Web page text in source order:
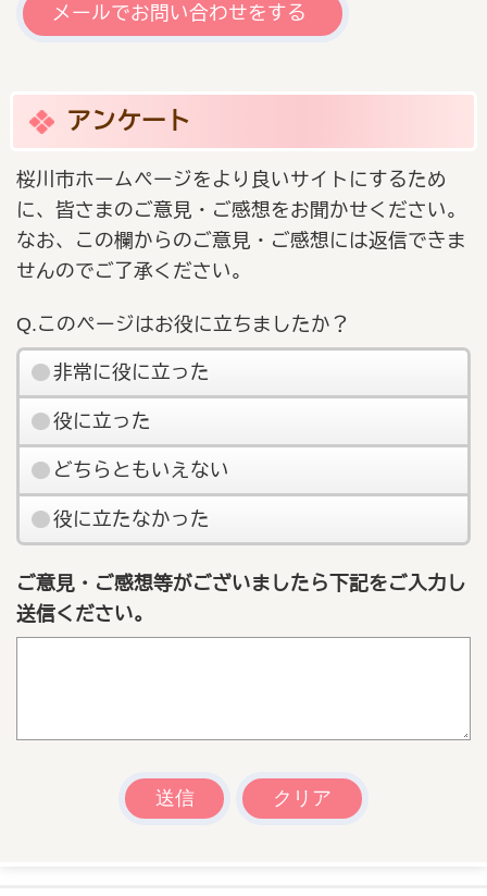
メールでお問い合わせをする
アンケート
桜川市ホームページをより良いサイトにするため
に、皆さまのご意見・ご感想をお聞かせください。
なお、この欄からのご意見・ご感想には返信できま
せんのでご了承ください。
Q.このページはお役に立ちましたか？
非常に役に立った
役に立った
どちらともいえない
役に立たなかった
ご意見・ご感想等がございましたら下記をご入力し
送信ください。